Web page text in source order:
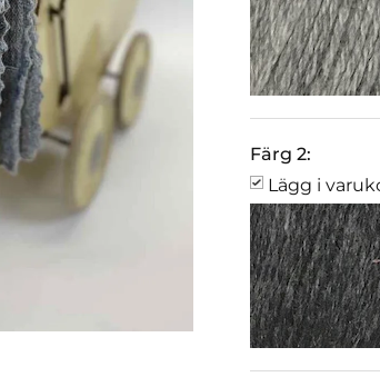
Färg 2:
Lägg i